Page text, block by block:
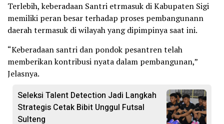
Terlebih, keberadaan Santri etrmasuk di Kabupaten Sigi
memiliki peran besar terhadap proses pembangunann
daerah termasuk di wilayah yang dipimpinya saat ini.
“Keberadaan santri dan pondok pesantren telah
memberikan kontribusi nyata dalam pembangunan,”
Jelasnya.
Seleksi Talent Detection Jadi Langkah
Strategis Cetak Bibit Unggul Futsal
Sulteng